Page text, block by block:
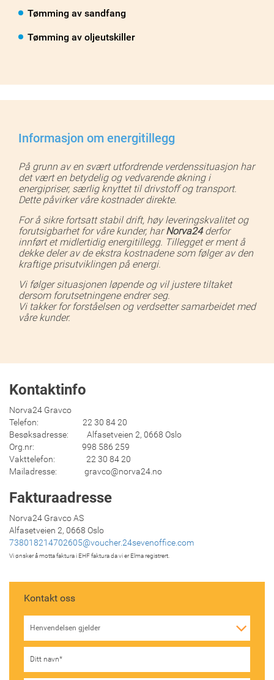
Tømming av sandfang
Tømming av oljeutskiller
Informasjon om energitillegg
På grunn av en svært utfordrende verdenssituasjon har
det vært en betydelig og vedvarende økning i
energipriser, særlig knyttet til drivstoff og transport.
Dette påvirker våre kostnader direkte.
For å sikre fortsatt stabil drift, høy leveringskvalitet og
forutsigbarhet for våre kunder, harNorva24derfor
innført et midlertidig energitillegg. Tillegget er ment å
dekke deler av de ekstra kostnadene som følger av den
kraftige prisutviklingen på energi.
Vi følger situasjonen løpende og vil justere tiltaket
dersom forutsetningene endrer seg.
Vi takker for forståelsen og verdsetter samarbeidet med
våre kunder.
Kontaktinfo
Norva24 Gravco
Telefon: 22 30 84 20
Besøksadresse: Alfasetveien 2, 0668 Oslo
Org.nr: 998 586 259
Vakttelefon: 22 30 84 20
Mailadresse: gravco@norva24.no
Fakturaadresse
Norva24 Gravco AS
Alfasetveien 2, 0668 Oslo
738018214702605@voucher.24sevenoffice.com
Vi ønsker å motta faktura i EHF faktura da vi er Elma registrert.
Kontakt oss